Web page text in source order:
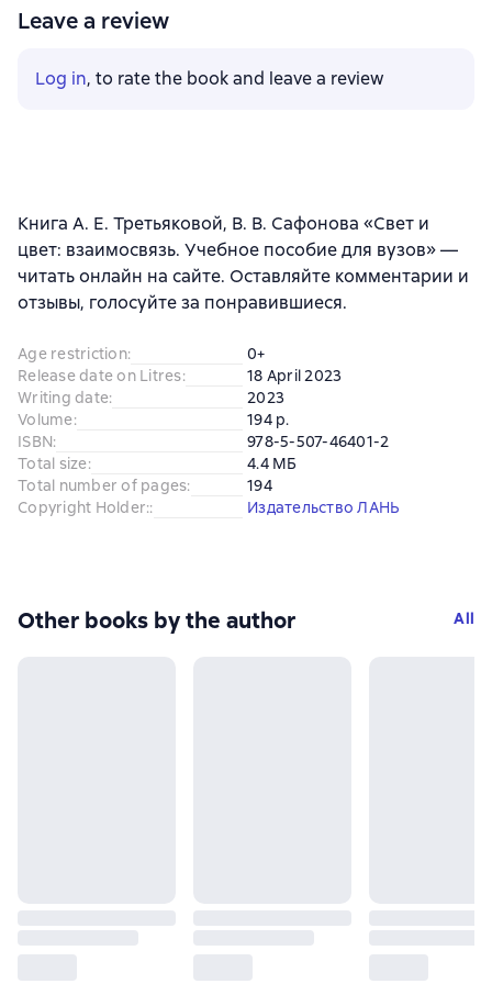
Leave a review
Log in, to rate the book and leave a review
Книга А. Е. Третьяковой, В. В. Сафонова «Свет и
цвет: взаимосвязь. Учебное пособие для вузов» —
читать онлайн на сайте. Оставляйте комментарии и
отзывы, голосуйте за понравившиеся.
Age restriction:
0+
Release date on Litres:
18 April 2023
Writing date:
2023
Volume:
194 p.
ISBN:
978-5-507-46401-2
Total size:
4.4 МБ
Total number of pages:
194
Copyright Holder:: Издательство ЛАНЬ
Other books by the author All